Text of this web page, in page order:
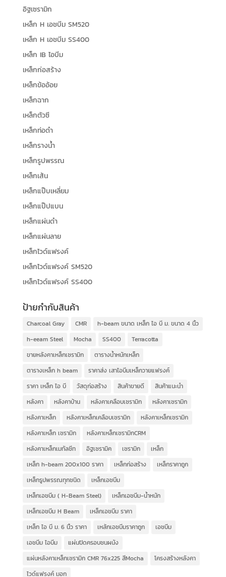
อิฐเซรามิก
เหล็ก H เอชบีม SM520
เหล็ก H เอชบีม SS400
เหล็ก IB ไอบีม
เหล็กก่อสร้าง
เหล็กข้ออ้อย
เหล็กฉาก
เหล็กตัวซี
เหล็กท่อดำ
เหล็กรางน้ำ
เหล็กรูปพรรณ
เหล็กเส้น
เหล็กแป๊บเหลี่ยม
เหล็กแป๊ปแบน
เหล็กแผ่นดำ
เหล็กแผ่นลาย
เหล็กไวด์แฟรงค์
เหล็กไวด์แฟรงค์ SM520
เหล็กไวด์แฟรงค์ SS400
ป้ายกำกับสินค้า
Charcoal Gray CMR
h-beam ขนาด เหล็ก ไอ บี ม. ขนาด 4 นิ้ว
h-eeam Steel
Mocha SS400
Terracotta
ขายหลังคาเหล็กเซรามิก
ตารางน้ำหนักเหล็ก
ตารางเหล็ก h beam
ราคาส่ง เสาไอบีมเหล็กวายแฟรงค์
ราคา เหล็ก ไอ บี
วัสดุก่อสร้าง สินค้าขายดี
สินค้าแนะนำ
หลังคา
หลังคาบ้าน หลังคาเคลือบเซรามิก
หลังคาเซรามิก
หลังคาเหล็ก
หลังคาเหล็กเคลือบเซรามิก
หลังคาเหล็กเซรามิก
หลังคาเหล็ก เซรามิก
หลังคาเหล็กเซรามิกCRM
หลังคาเหล็กเมทัลชีท
อิฐเซรามิค เซรามิก
เหล็ก
เหล็ก h-beam 200x100 ราคา
เหล็กก่อสร้าง
เหล็กราคาถูก
เหล็กรูปพรรณทุกชนิด
เหล็กเอชบีม
เหล็กเอชบีม ( H-Beam Steel)
เหล็กเอชบีม-น้ำหนัก
เหล็กเอชบีม H Beam
เหล็กเอชบีม ราคา
เหล็ก ไอ บี ม. 6 นิ้ว ราคา
เหล้กเอชบีมราคาถูก
เอชบีม
เอชบีม ไอบีม
แผ่นปิดครอบชนผนัง
แผ่นหลังคาเหล็กเซรามิก CMR 76x225 สีMocha
โครงสร้างหลังคา
ไวด์แฟรงค์ มอก